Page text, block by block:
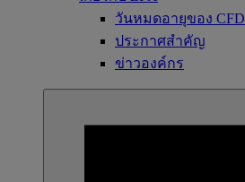
วันหมดอายุของ CFD
ประกาศสำคัญ
ข่าวองค์กร